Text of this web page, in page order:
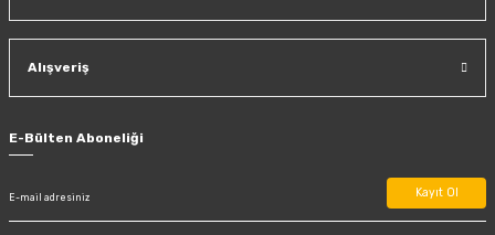
Alışveriş
E-Bülten Aboneliği
Kayıt Ol